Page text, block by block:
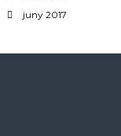
juny 2017